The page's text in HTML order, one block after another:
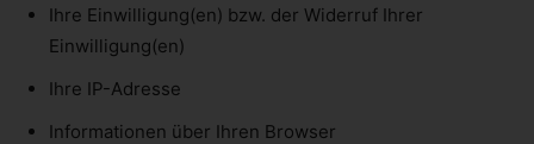
Ihre Einwilligung(en) bzw. der Widerruf Ihrer
Einwilligung(en)
Ihre IP-Adresse
Informationen über Ihren Browser